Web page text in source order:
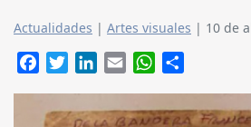
Actualidades | Artes visuales | 10 de
FacebookTwitterLinkedIn
Email WhatsApp